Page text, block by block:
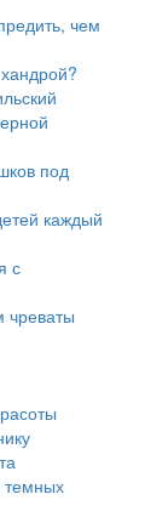
чем
под
каждый
с
чреваты
темных